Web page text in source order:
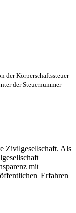
der Körperschaftssteuer
der Steuernummer
Zivilgesellschaft. Als
mit
Erfahren